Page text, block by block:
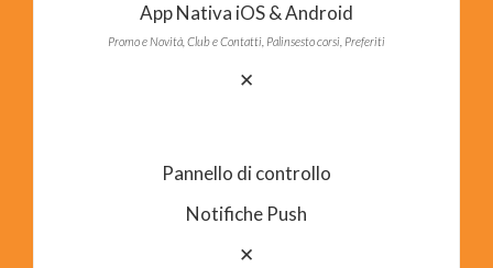
App Nativa iOS & Android
Promo e Novità, Club e Contatti, Palinsesto corsi, Preferiti
✕
Pannello di controllo
Notifiche Push
✕